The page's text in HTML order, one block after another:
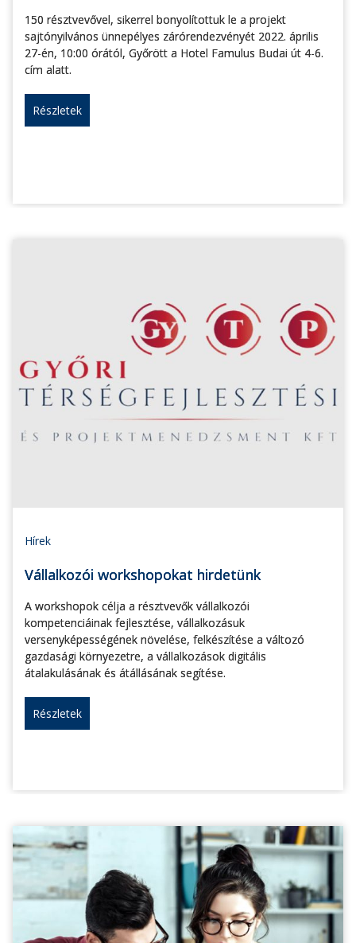
150 résztvevővel, sikerrel bonyolítottuk le a projekt
sajtónyilvános ünnepélyes zárórendezvényét 2022. április
27-én, 10:00 órától, Győrött a Hotel Famulus Budai út 4-6.
cím alatt.
Részletek
Hírek
Vállalkozói workshopokat hirdetünk
A workshopok célja a résztvevők vállalkozói
kompetenciáinak fejlesztése, vállalkozásuk
versenyképességének növelése, felkészítése a változó
gazdasági környezetre, a vállalkozások digitális
átalakulásának és átállásának segítése.
Részletek